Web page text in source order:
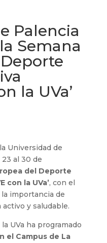
Palencia
Semana
la UVa’
Universidad de
23 al 30 de
del Deporte
con la UVa’, con el
importancia de
y saludable.
UVa ha programado
el Campus de La